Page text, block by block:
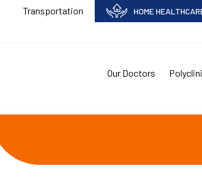
Transportation HOME
Our Doctors